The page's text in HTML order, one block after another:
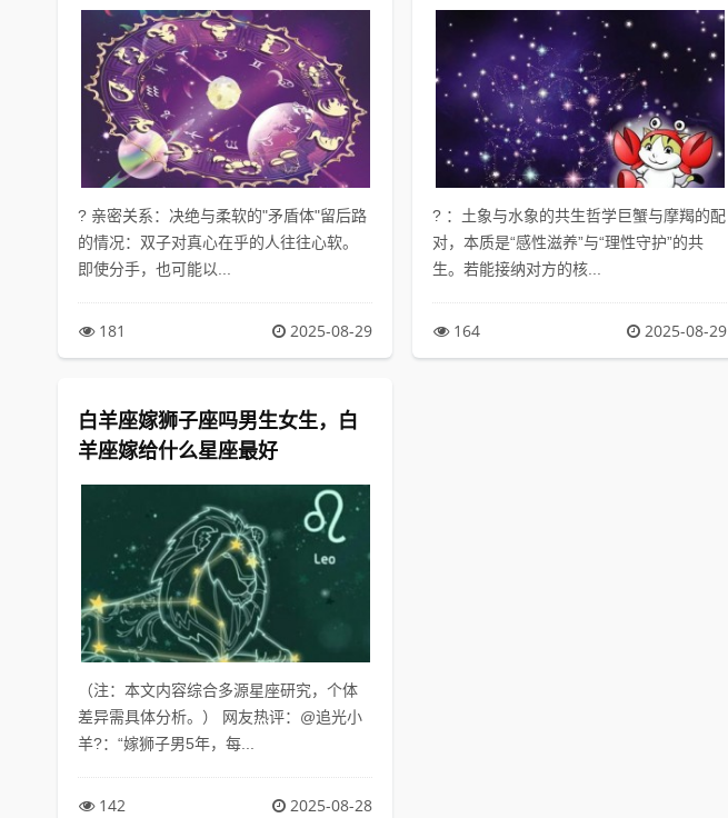
? 亲密关系：决绝与柔软的"矛盾体"留后路
的情况：双子对真心在乎的人往往心软。
即使分手，也可能以...
181 2025-08-29
? ：土象与水象的共生哲学巨蟹与摩羯的配
对，本质是“感性滋养”与“理性守护”的共
生。若能接纳对方的核...
164 2025-08-29
白羊座嫁狮子座吗男生女生，白
羊座嫁给什么星座最好
（注：本文内容综合多源星座研究，个体
差异需具体分析。） 网友热评：@追光小
羊?：“嫁狮子男5年，每...
142 2025-08-28